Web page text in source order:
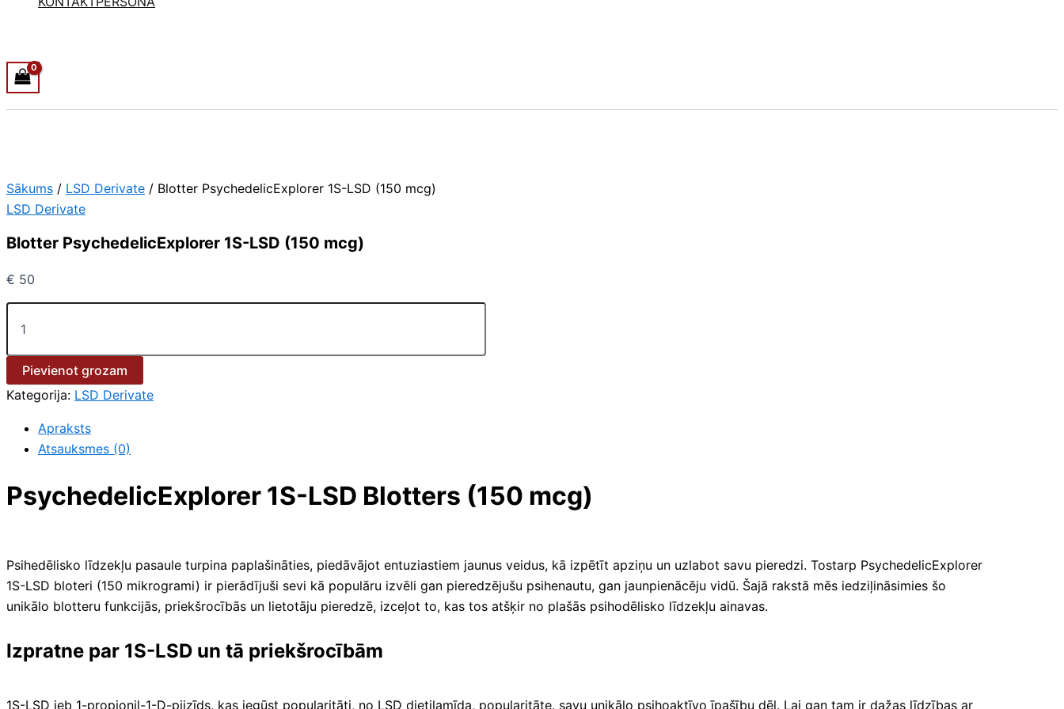
Sākums / LSD Derivate / Blotter PsychedelicExplorer 1S-LSD (150 mcg)
LSD Derivate
Blotter PsychedelicExplorer 1S-LSD (150 mcg)
€ 50
Pievienot grozam
Kategorija: LSD Derivate
Apraksts
Atsauksmes (0)
PsychedelicExplorer 1S-LSD Blotters (150 mcg)
Psihedēlisko līdzekļu pasaule turpina paplašināties, piedāvājot entuziastiem jaunus veidus, kā izpētīt apziņu un uzlabot savu pieredzi. Tostarp PsychedelicExplorer
1S-LSD bloteri (150 mikrogrami) ir pierādījuši sevi kā populāru izvēli gan pieredzējušu psihenautu, gan jaunpienācēju vidū. Šajā rakstā mēs iedziļināsimies šo
unikālo blotteru funkcijās, priekšrocībās un lietotāju pieredzē, izceļot to, kas tos atšķir no plašās psihodēlisko līdzekļu ainavas.
Izpratne par 1S-LSD un tā priekšrocībām
1S-LSD jeb 1-propionil-1-D-piizīds, kas iegūst popularitāti, no LSD dietilamīda, popularitāte. savu unikālo psihoaktīvo īpašību dēļ. Lai gan tam ir dažas līdzības ar